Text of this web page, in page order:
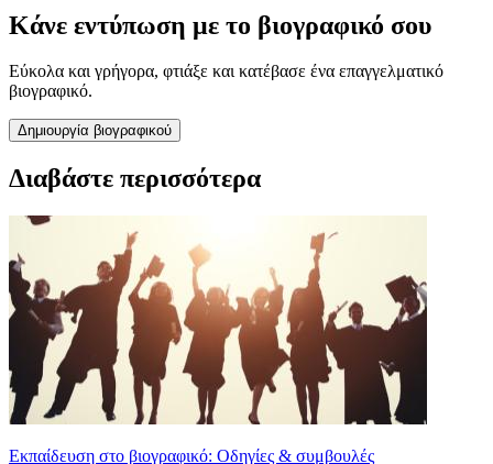
Κάνε εντύπωση με το βιογραφικό σου
Εύκολα και γρήγορα, φτιάξε και κατέβασε ένα επαγγελματικό
βιογραφικό.
Δημιουργία βιογραφικού
Διαβάστε περισσότερα
Εκπαίδευση στο βιογραφικό: Οδηγίες & συμβουλές